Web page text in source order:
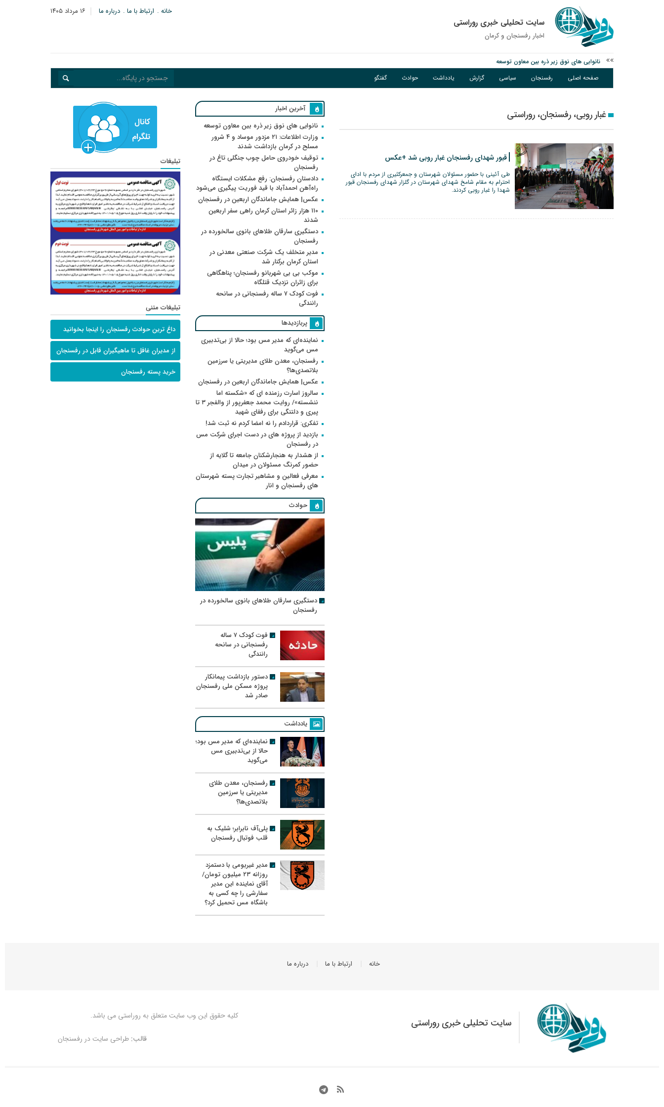
۱۶ مرداد ۱۴۰۵ خانه ارتباط با ما درباره ما
سایت تحلیلی خبری روراستی
اخبار رفسنجان و كرمان
نانوایی های نوق زیر ذره بین معاون توسعه
وزارت اطلاعات: ۲۱ مزدور موساد و ۴ شرور مسلح در کرمان بازداشت شدند
توقیف خودروی حامل چوب جنگلی تاغ در رفسنجان
صفحه اصلی رفسنجان سیاسی گزارش یادداشت حوادث گفتگو
غبار روبی، رفسنجان، روراستی
قبور شهدای رفسنجان غبار روبی شد +عکس
طی آئینی با حضور مسئولان شهرستان و جمعرکثیری از مردم با ادای
احترام به مقام شامخ شهدای شهرستان در گلزار شهدای رفسنجان قبور
شهدا را غبار روبی کردند.
آخرین اخبار
نانوایی های نوق زیر ذره بین معاون توسعه
وزارت اطلاعات: ۲۱ مزدور موساد و ۴ شرور
مسلح در کرمان بازداشت شدند
توقیف خودروی حامل چوب جنگلی تاغ در
رفسنجان
دادستان رفسنجان: رفع مشکلات ایستگاه
راه‌آهن احمدآباد با قید فوریت پیگیری می‌شود
عکس| همایش جاماندگان اربعین در رفسنجان
۱۱۰ هزار زائر استان کرمان راهی سفر اربعین
شدند
دستگیری سارقان طلاهای بانوی سالخورده در
رفسنجان
مدیر متخلف یک شرکت صنعتی معدنی در
استان کرمان برکنار شد
موکب بی بی شهربانو رفسنجان؛ پناهگاهی
برای زائران نزدیک قتلگاه
فوت کودک ۷ ساله رفسنجانی در سانحه
رانندگی
پربازدیدها
نماینده‌ای که مدیر مس بود؛ حالا از بی‌تدبیری
مس می‌گوید
رفسنجان، معدن طلای مدیریتی یا سرزمین
بلاتصدی‌ها؟
عکس| همایش جاماندگان اربعین در رفسنجان
سالروز اسارت رزمنده ای که «شکسته اما
ننشسته»/ روایت محمد جعفرپور از والفجر ۳ تا
پیری و دلتنگی برای رفقای شهید
تفکری: قراردادم را نه امضا کردم نه ثبت شد!
بازدید از پروژه های در دست اجرای شرکت مس
در رفسنجان
از هشدار به هنجارشکنان جامعه تا گلایه از
حضور کمرنگ مسئولان در میدان
معرفی فعالین و مشاهیر تجارت پسته شهرستان
های رفسنجان و انار
حوادث
دستگیری سارقان طلاهای بانوی سالخورده در
رفسنجان
فوت کودک ۷ ساله
رفسنجانی در سانحه
رانندگی
دستور بازداشت پیمانکار
پروژه مسکن ملی رفسنجان
صادر شد
یادداشت
نماینده‌ای که مدیر مس بود؛
حالا از بی‌تدبیری مس
می‌گوید
رفسنجان، معدن طلای
مدیریتی یا سرزمین
بلاتصدی‌ها؟
پلی‌آف نابرابر؛ شلیک به
قلب فوتبال رفسنجان
مدیر غیربومی با دستمزد
روزانه ۲۳ میلیون تومان/
آقای نماینده این مدیر
سفارشی را چه کسی به
باشگاه مس تحمیل کرد؟
تبلیغات
تبلیغات متنی
داغ ترین حوادث رفسنجان را اینجا بخوانید
از مدیران غافل تا ماهیگیران قابل در رفسنجان
خرید پسته رفسنجان
خانه ارتباط با ما درباره ما
سایت تحلیلی خبری روراستی
کلیه حقوق این وب سایت متعلق به روراستی می باشد.
قالب: طراحی سایت در رفسنجان